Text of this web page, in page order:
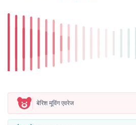
बेरिश मूविंग एवरेज